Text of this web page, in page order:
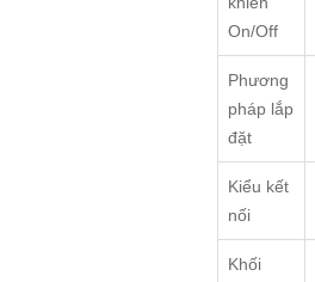
On/Off
Phương
pháp lắp
đặt
Kiểu kết
nối
Khối